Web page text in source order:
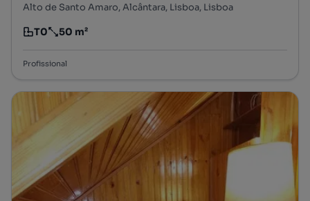
Alto de Santo Amaro, Alcântara, Lisboa, Lisboa
Tipologia
T0
Preço por metro quadrado
50 m²
Profissional